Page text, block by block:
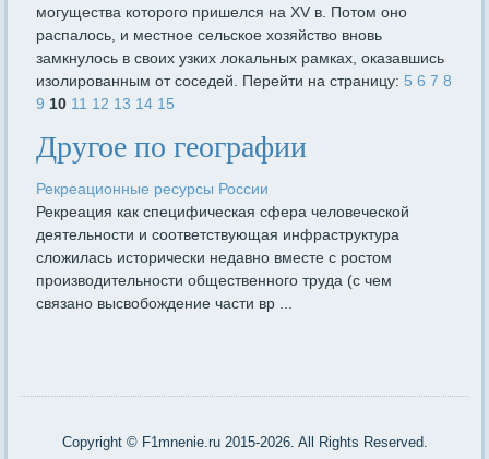
могущества которого пришелся на XV в. Потом оно
распа­лось, и местное сельское хозяйство вновь
замкнулось в своих узких локальных рамках, оказавшись
изолированным от соседей. Перейти на страницу: 5 6 7 8
9 10 11 12 13 14 15
Другое по географии
Рекреационные ресурсы России
Рекреация как специфическая сфера человеческой
деятельности и соответствующая инфраструктура
сложилась исторически недавно вместе с ростом
производительности общественного труда (с чем
связано высвобождение части вр ...
Copyright © F1mnenie.ru 2015-2026. All Rights Reserved.